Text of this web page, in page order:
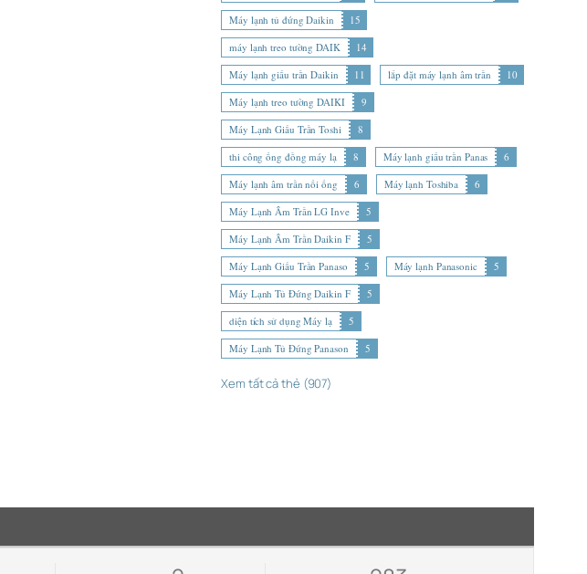
Máy lạnh tủ đứng Daikin
15
máy lạnh treo tường DAIK
14
Máy lạnh giấu trần Daikin
11 lắp đặt máy lạnh âm trần
10
Máy lạnh treo tường DAIKI
9
Máy Lạnh Giấu Trần Toshi
8
thi công ống đồng máy lạ
8 Máy lạnh giấu trần Panas
6
Máy lạnh âm trần nối ống
6 Máy lạnh Toshiba
6
Máy Lạnh Âm Trần LG Inve
5
Máy Lạnh Âm Trần Daikin F
5
Máy Lạnh Giấu Trần Panaso
5 Máy lạnh Panasonic
5
Máy Lạnh Tủ Đứng Daikin F
5
diện tích sử dụng Máy lạ
5
Máy Lạnh Tủ Đứng Panason
5
Xem tất cả thẻ (907)